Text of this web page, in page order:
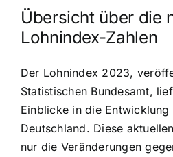
Übersicht über die
Lohnindex-Zahlen
Der Lohnindex 2023,
Statistischen Bundesamt,
Einblicke in die
Deutschland. Diese
nur die Veränderungen